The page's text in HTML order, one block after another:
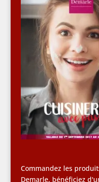
Commandez les
Demarle, bénéficiez